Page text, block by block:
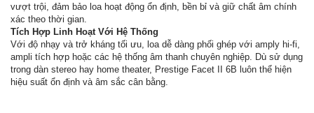
vượt trội, đảm bảo loa hoạt động ổn định, bền bỉ và giữ chất âm chính
xác theo thời gian.
Tích Hợp Linh Hoạt Với Hệ Thống
Với độ nhạy và trở kháng tối ưu, loa dễ dàng phối ghép với amply hi-fi,
ampli tích hợp hoặc các hệ thống âm thanh chuyên nghiệp. Dù sử dụng
trong dàn stereo hay home theater, Prestige Facet II 6B luôn thể hiện
hiệu suất ổn định và âm sắc cân bằng.